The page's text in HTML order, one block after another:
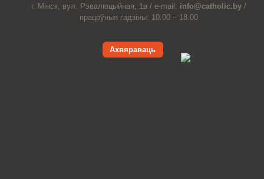
г. Мінск, вул. Рэвалюцыйная, 1а / e-mail: info@catholic.by /
працоўныя гадзіны: 10.00 – 18.00
Ахвяраваць